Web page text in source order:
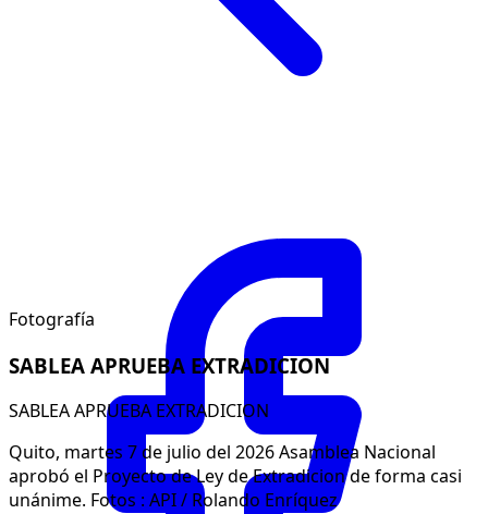
Fotografía
SABLEA APRUEBA EXTRADICION
SABLEA APRUEBA EXTRADICION
Quito, martes 7 de julio del 2026 Asamblea Nacional
aprobó el Proyecto de Ley de Extradicion de forma casi
unánime. Fotos : API / Rolando Enríquez